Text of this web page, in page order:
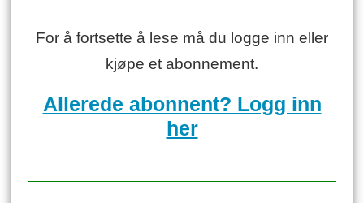
For å fortsette å lese må du logge inn eller
kjøpe et abonnement.
Allerede abonnent? Logg inn
her